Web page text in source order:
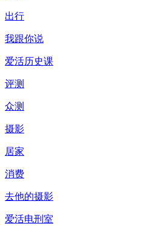
出行
我跟你说
爱活历史课
评测
众测
摄影
居家
消费
去他的摄影
爱活电刑室